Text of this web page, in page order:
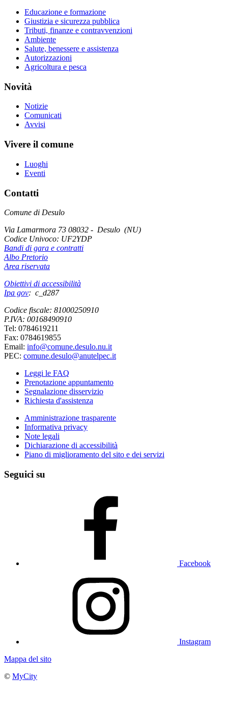
Educazione e formazione
Giustizia e sicurezza pubblica
Tributi, finanze e contravvenzioni
Ambiente
Salute, benessere e assistenza
Autorizzazioni
Agricoltura e pesca
Novità
Notizie
Comunicati
Avvisi
Vivere il comune
Luoghi
Eventi
Contatti
Comune di Desulo
Via Lamarmora 73 08032 - Desulo (NU)
Codice Univoco: UF2YDP
Bandi di gara e contratti
Albo Pretorio
Area riservata
Obiettivi di accessibilità
Ipa gov: c_d287
Codice fiscale: 81000250910
P.IVA: 00168490910
Tel: 0784619211
Fax: 0784619855
Email: info@comune.desulo.nu.it
PEC: comune.desulo@anutelpec.it
Leggi le FAQ
Prenotazione appuntamento
Segnalazione disservizio
Richiesta d'assistenza
Amministrazione trasparente
Informativa privacy
Note legali
Dichiarazione di accessibilità
Piano di miglioramento del sito e dei servizi
Seguici su
Facebook
Instagram
Mappa del sito
© MyCity